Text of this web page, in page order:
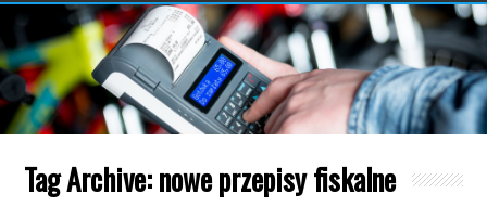
Tag Archive:nowe przepisy fiskalne